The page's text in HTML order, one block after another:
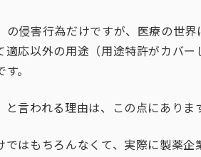
侵害行為だけですが、医療の世
応以外の用途（用途特許がカバ
。
言われる理由は、この点にありま
ではもちろんなくて、実際に製薬